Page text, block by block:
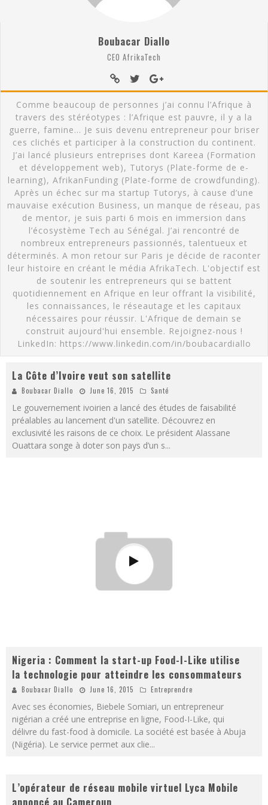
Boubacar Diallo
CEO AfrikaTech
Comme beaucoup de personnes j’ai connu l’Afrique à
travers des stéréotypes : l’Afrique est pauvre, il y a la
guerre, famine… Je suis devenu entrepreneur pour briser
ces clichés et participer à la construction du continent.
J’ai lancé plusieurs entreprises dont Kareea (Formation
et développement web), Tutorys (Plate-forme de e-
learning), AfrikanFunding (Plate-forme de crowdfunding).
Après un échec sur ma startup Tutorys, à cause d’une
mauvaise exécution Business, un manque de réseau, pas
de mentor, je suis parti 6 mois en immersion dans
l’écosystème Tech au Sénégal. J’ai rencontré de
nombreux entrepreneurs passionnés, talentueux et
déterminés. A mon retour sur Paris je décide de raconter
leur histoire en créant le média AfrikaTech. L'objectif est
de soutenir les entrepreneurs qui se battent
quotidiennement en Afrique en leur offrant la visibilité,
les connaissances, le réseautage et les capitaux
nécessaires pour réussir. L'Afrique de demain se
construit aujourd'hui ensemble. Rejoignez-nous !
LinkedIn: https://www.linkedin.com/in/boubacardiallo
La Côte d’Ivoire veut son satellite
Boubacar Diallo June 16, 2015 Santé
Le gouvernement ivoirien a lancé des études de faisabilité
préalables au lancement d'un satellite. Découvrez en
exclusivité les raisons de ce choix. Le président Alassane
Ouattara songe à doter son pays d’un s...
Nigeria : Comment la start-up Food-I-Like utilise
la technologie pour atteindre les consommateurs
Boubacar Diallo June 16, 2015 Entreprendre
Avec ses économies, Biebele Somiari, un entrepreneur
nigérian a créé une entreprise en ligne, Food-I-Like, qui
délivre du fast-food à domicile. La société est basée à Abuja
(Nigéria). Le service permet aux clie...
L’opérateur de réseau mobile virtuel Lyca Mobile
annoncé au Cameroun